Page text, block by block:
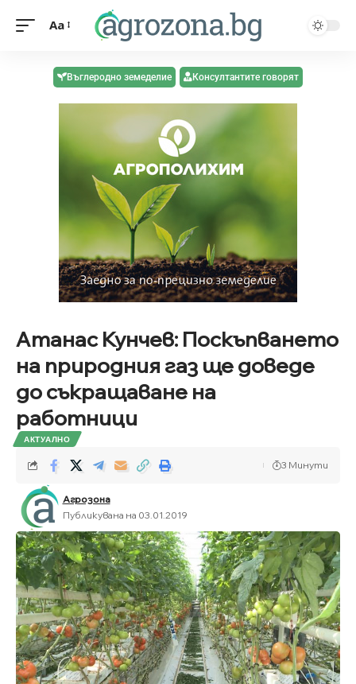
Aa
Въглеродно земеделие Консултантите говорят
Атанас Кунчев: Поскъпването
на природния газ ще доведе
до съкращаване на
работници
АКТУАЛНО
Агрозона
Публикувана на 03.01.2019
3 Минути